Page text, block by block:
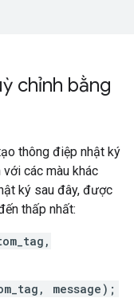
chỉnh bằng
thông điệp nhật ký
các màu khác
ký sau đây, được
thấp nhất:
message);